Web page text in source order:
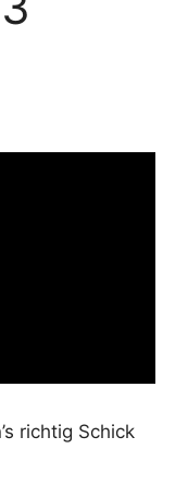
richtig Schick